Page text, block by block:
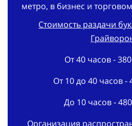
Стоимость раздачи
Грайворон
От 40 часов -
От 10 до 40 часов -
До 10 часов -
Организация